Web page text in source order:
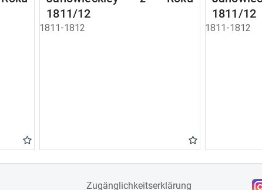
1811/12
1811-1812
1811/12
1811-1812
Zugänglichkeitserklärung